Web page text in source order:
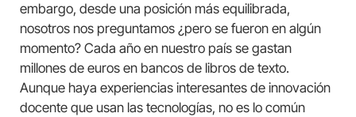
embargo, desde una posición más equilibrada,
nosotros nos preguntamos ¿pero se fueron en algún
momento? Cada año en nuestro país se gastan
millones de euros en bancos de libros de texto.
Aunque haya experiencias interesantes de innovación
docente que usan las tecnologías, no es lo común